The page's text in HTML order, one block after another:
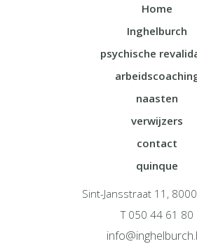
Home
Inghelburch
psychische
naasten
verwijzers
contact
quinque
Sint-Jansstraat 11,
T 050 44 61 80